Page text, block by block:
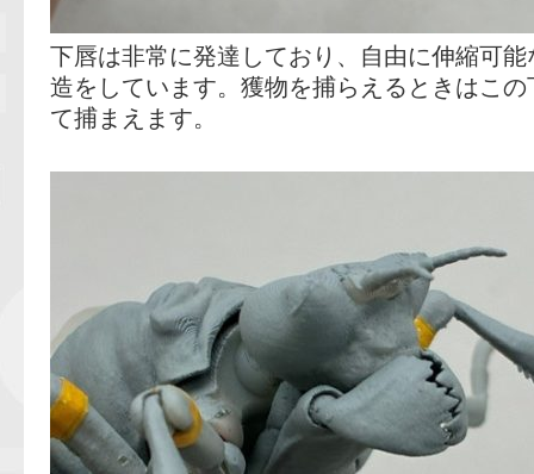
下唇は非常に発達しており、自由に伸縮可
造をしています。獲物を捕らえるときはこ
て捕まえます。